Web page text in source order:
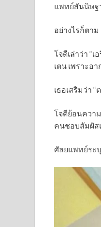
แพทย์สันนิษฐ
อย่างไรก็ตา
โจดีเล่าว่า “
เตน เพราะอ
เธอเสริมว่า
โจดีย้อนควา
คนชอบสัมผัส
ศัลยแพทย์ระ